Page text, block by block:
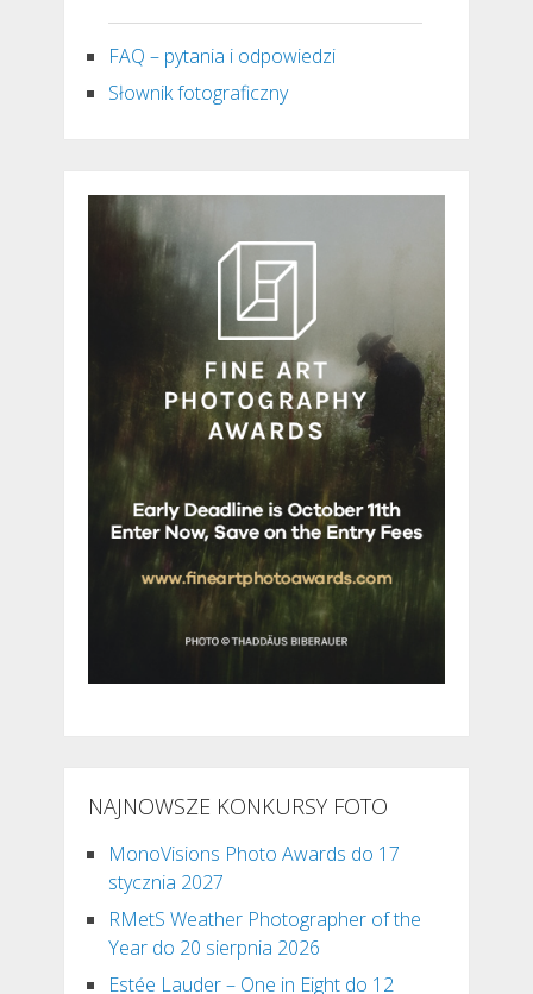
FAQ – pytania i odpowiedzi
Słownik fotograficzny
NAJNOWSZE KONKURSY FOTO
MonoVisions Photo Awards do 17
stycznia 2027
RMetS Weather Photographer of the
Year do 20 sierpnia 2026
Estée Lauder – One in Eight do 12